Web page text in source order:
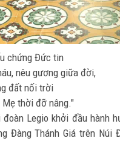
chứng Đức tin
nêu gương giữa đời,
đất nối trời
thời đỡ nâng."
đoàn Legio khởi đầu hành
Đàng Thánh Giá trên Núi